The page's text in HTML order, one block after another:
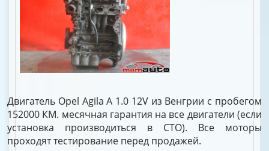
Двигатель Opel Agila A 1.0 12V из Венгрии с пробегом
152000 КМ. месячная гарантия на все двигатели (если
установка производиться в СТО). Все моторы
проходят тестирование перед продажей.